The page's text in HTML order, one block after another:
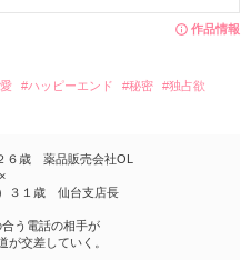
作品情報
#ハッピーエンド #秘密
#独占欲
６歳 薬品販売会社OL
×
３１歳 仙台支店長
う電話の相手が
が交差していく。